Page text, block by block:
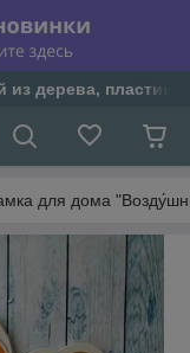
из дерева, пластика
для дома